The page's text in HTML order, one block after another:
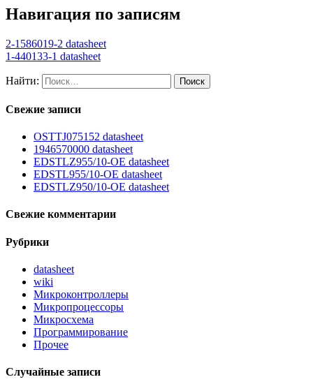
Навигация по записям
2-1586019-2 datasheet
1-440133-1 datasheet
Найти:
Свежие записи
OSTTJ075152 datasheet
1946570000 datasheet
EDSTLZ955/10-OE datasheet
EDSTL955/10-OE datasheet
EDSTLZ950/10-OE datasheet
Свежие комментарии
Рубрики
datasheet
wiki
Микроконтроллеры
Микропроцессоры
Микросхема
Программирование
Прочее
Случайные записи